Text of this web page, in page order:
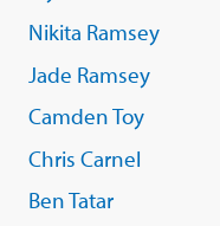
Nikita Ramsey
Jade Ramsey
Camden Toy
Chris Carnel
Ben Tatar